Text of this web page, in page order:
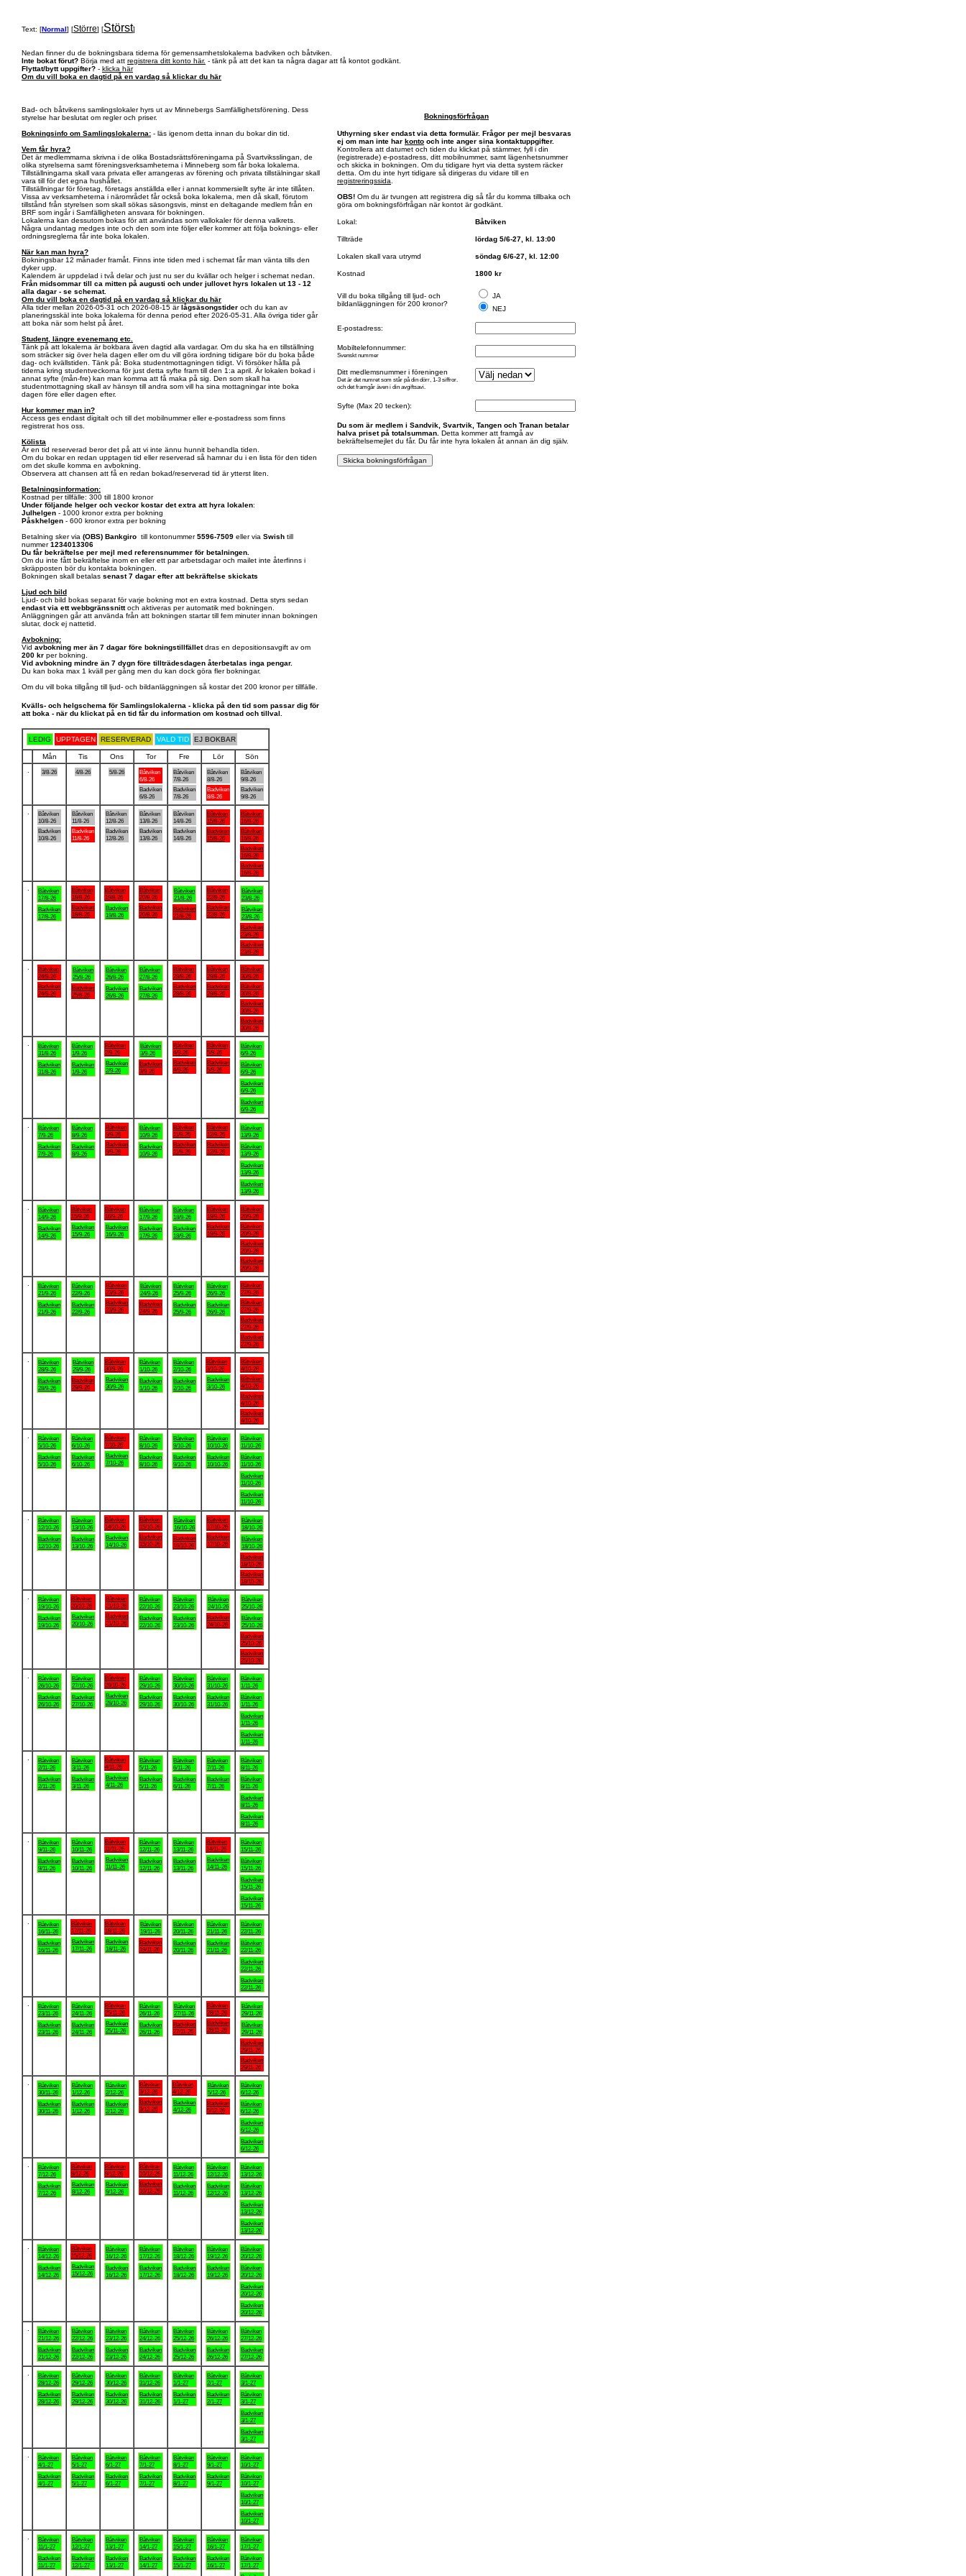
Text: [Normal] [Större] [Störst]
Nedan finner du de bokningsbara tiderna för gemensamhetslokalerna badviken och båtviken.
Inte bokat förut? Börja med att registrera ditt konto här. - tänk på att det kan ta några dagar att få kontot godkänt.
Flyttat/bytt uppgifter? - klicka här
Om du vill boka en dagtid på en vardag så klickar du här
Bad- och båtvikens samlingslokaler hyrs ut av Minnebergs Samfällighetsförening. Dess
styrelse har beslutat om regler och priser.
Bokningsinfo om Samlingslokalerna: - läs igenom detta innan du bokar din tid.
Vem får hyra?
Det är medlemmarna skrivna i de olika Bostadsrättsföreningarna på Svartviksslingan, de
olika styrelserna samt föreningsverksamheterna i Minneberg som får boka lokalerna.
Tillställningarna skall vara privata eller arrangeras av förening och privata tillstälningar skall
vara till för det egna hushållet.
Tillställningar för företag, företags anställda eller i annat kommersiellt syfte är inte tillåten.
Vissa av verksamheterna i närområdet får också boka lokalerna, men då skall, förutom
tillstånd från styrelsen som skall sökas säsongsvis, minst en deltagande medlem från en
BRF som ingår i Samfälligheten ansvara för bokningen.
Lokalerna kan dessutom bokas för att användas som vallokaler för denna valkrets.
Några undantag medges inte och den som inte följer eller kommer att följa boknings- eller
ordningsreglerna får inte boka lokalen.
När kan man hyra?
Bokningsbar 12 månader framåt. Finns inte tiden med i schemat får man vänta tills den
dyker upp.
Kalendern är uppdelad i två delar och just nu ser du kvällar och helger i schemat nedan.
Från midsommar till ca mitten på augusti och under jullovet hyrs lokalen ut 13 - 12
alla dagar - se schemat.
Om du vill boka en dagtid på en vardag så klickar du här
Alla tider mellan 2026-05-31 och 2026-08-15 ärlågsäsongstider och du kan av
planeringsskäl inte boka lokalerna för denna period efter 2026-05-31. Alla övriga tider går
att boka när som helst på året.
Student, längre evenemang etc.
Tänk på att lokalerna är bokbara även dagtid alla vardagar. Om du ska ha en tillställning
som sträcker sig över hela dagen eller om du vill göra iordning tidigare bör du boka både
dag- och kvällstiden. Tänk på: Boka studentmottagningen tidigt. Vi försöker hålla på
tiderna kring studentveckorna för just detta syfte fram till den 1:a april. Är lokalen bokad i
annat syfte (mån-fre) kan man komma att få maka på sig. Den som skall ha
studentmottagning skall av hänsyn till andra som vill ha sina mottagningar inte boka
dagen före eller dagen efter.
Hur kommer man in?
Access ges endast digitalt och till det mobilnummer eller e-postadress som finns
registrerat hos oss.
Kölista
Är en tid reserverad beror det på att vi inte ännu hunnit behandla tiden.
Om du bokar en redan upptagen tid eller reserverad så hamnar du i en lista för den tiden
om det skulle komma en avbokning.
Observera att chansen att få en redan bokad/reserverad tid är ytterst liten.
Betalningsinformation:
Kostnad per tillfälle: 300 till 1800 kronor
Under följande helger och veckor kostar det extra att hyra lokalen:
Julhelgen - 1000 kronor extra per bokning
Påskhelgen - 600 kronor extra per bokning
Betalning sker via (OBS) Bankgiro till kontonummer5596-7509 eller via Swish till
nummer1234013306
Du får bekräftelse per mejl med referensnummer för betalningen.
Om du inte fått bekräftelse inom en eller ett par arbetsdagar och mailet inte återfinns i
skräpposten bör du kontakta bokningen.
Bokningen skall betalas senast 7 dagar efter att bekräftelse skickats
Ljud och bild
Ljud- och bild bokas separat för varje bokning mot en extra kostnad. Detta styrs sedan
endast via ett webbgränssnittoch aktiveras per automatik med bokningen.
Anläggningen går att använda från att bokningen startar till fem minuter innan bokningen
slutar, dock ej nattetid.
Avbokning:
Vid avbokning mer än 7 dagar före bokningstillfälletdras en depositionsavgift av om
200 kr per bokning.
Vid avbokning mindre än 7 dygn före tillträdesdagen återbetalas inga pengar.
Du kan boka max 1 kväll per gång men du kan dock göra fler bokningar.
Om du vill boka tillgång till ljud- och bildanläggningen så kostar det 200 kronor per tillfälle.
Bokningsförfrågan
Uthyrning sker endast via detta formulär. Frågor per mejl besvaras
ej om man inte har konto och inte anger sina kontaktuppgifter.
Kontrollera att datumet och tiden du klickat på stämmer, fyll i din
(registrerade) e-postadress, ditt mobilnummer, samt lägenhetsnummer
och skicka in bokningen. Om du tidigare hyrt via detta system räcker
detta. Om du inte hyrt tidigare så dirigeras du vidare till en
registreringssida
OBS! Om du är tvungen att registrera dig så får du komma tillbaka och
göra om bokningsförfrågan när kontot är godkänt.
Lokal: Båtviken
Tillträde lördag 5/6-27, kl. 13:00
Lokalen skall vara utrymd söndag 6/6-27, kl. 12:00
Kostnad 1800 kr
Vill du boka tillgång till ljud- och
bildanläggningen för 200 kronor?
JA
NEJ
E-postadress:
Mobiltelefonnummer:
Svenskt nummer
Ditt medlemsnummer i föreningen
Det är det numret som står på din dörr, 1-3 siffror.
och det framgår även i din avgiftsavi.
Syfte (Max 20 tecken):
Du som är medlem i Sandvik, Svartvik, Tangen och Tranan betalar
halva priset på totalsumman. Detta kommer att framgå av
bekräftelsemejlet du får. Du får inte hyra lokalen åt annan än dig själv.
Kvälls- och helgschema för Samlingslokalerna - klicka på den tid som passar dig för
att boka - när du klickat på en tid får du information om kostnad och tillval.
LEDIG UPPTAGEN RESERVERAD VALD TID EJ BOKBAR
Mån Tis Ons Tor Fre Lör
Sön
3/8-26 4/8-26 5/8-26
Båtviken
6/8-26
Badviken
6/8-26
Båtviken
7/8-26
Badviken
7/8-26
Båtviken
8/8-26
Badviken
8/8-26
Båtviken
9/8-26
Badviken
9/8-26
Båtviken
10/8-26
Badviken
10/8-26
Båtviken
11/8-26
Badviken
11/8-26
Båtviken
12/8-26
Badviken
12/8-26
Båtviken
13/8-26
Badviken
13/8-26
Båtviken
14/8-26
Badviken
14/8-26
Båtviken
15/8-26
Badviken
15/8-26
Båtviken
16/8-26
Båtviken
16/8-26
Badviken
16/8-26
Badviken
16/8-26
Båtviken
17/8-26
Badviken
17/8-26
Båtviken
18/8-26
Badviken
18/8-26
Båtviken
19/8-26
Badviken
19/8-26
Båtviken
20/8-26
Badviken
20/8-26
Båtviken
21/8-26
Badviken
21/8-26
Båtviken
22/8-26
Badviken
22/8-26
Båtviken
23/8-26
Båtviken
23/8-26
Badviken
23/8-26
Badviken
23/8-26
Båtviken
24/8-26
Badviken
24/8-26
Båtviken
25/8-26
Badviken
25/8-26
Båtviken
26/8-26
Badviken
26/8-26
Båtviken
27/8-26
Badviken
27/8-26
Båtviken
28/8-26
Badviken
28/8-26
Båtviken
29/8-26
Badviken
29/8-26
Båtviken
30/8-26
Båtviken
30/8-26
Badviken
30/8-26
Badviken
30/8-26
Båtviken
31/8-26
Badviken
31/8-26
Båtviken
1/9-26
Badviken
1/9-26
Båtviken
2/9-26
Badviken
2/9-26
Båtviken
3/9-26
Badviken
3/9-26
Båtviken
4/9-26
Badviken
4/9-26
Båtviken
5/9-26
Badviken
5/9-26
Båtviken
6/9-26
Båtviken
6/9-26
Badviken
6/9-26
Badviken
6/9-26
Båtviken
7/9-26
Badviken
7/9-26
Båtviken
8/9-26
Badviken
8/9-26
Båtviken
9/9-26
Badviken
9/9-26
Båtviken
10/9-26
Badviken
10/9-26
Båtviken
11/9-26
Badviken
11/9-26
Båtviken
12/9-26
Badviken
12/9-26
Båtviken
13/9-26
Båtviken
13/9-26
Badviken
13/9-26
Badviken
13/9-26
Båtviken
14/9-26
Badviken
14/9-26
Båtviken
15/9-26
Badviken
15/9-26
Båtviken
16/9-26
Badviken
16/9-26
Båtviken
17/9-26
Badviken
17/9-26
Båtviken
18/9-26
Badviken
18/9-26
Båtviken
19/9-26
Badviken
19/9-26
Båtviken
20/9-26
Båtviken
20/9-26
Badviken
20/9-26
Badviken
20/9-26
Båtviken
21/9-26
Badviken
21/9-26
Båtviken
22/9-26
Badviken
22/9-26
Båtviken
23/9-26
Badviken
23/9-26
Båtviken
24/9-26
Badviken
24/9-26
Båtviken
25/9-26
Badviken
25/9-26
Båtviken
26/9-26
Badviken
26/9-26
Båtviken
27/9-26
Båtviken
27/9-26
Badviken
27/9-26
Badviken
27/9-26
Båtviken
28/9-26
Badviken
28/9-26
Båtviken
29/9-26
Badviken
29/9-26
Båtviken
30/9-26
Badviken
30/9-26
Båtviken
1/10-26
Badviken
1/10-26
Båtviken
2/10-26
Badviken
2/10-26
Båtviken
3/10-26
Badviken
3/10-26
Båtviken
4/10-26
Båtviken
4/10-26
Badviken
4/10-26
Badviken
4/10-26
Båtviken
5/10-26
Badviken
5/10-26
Båtviken
6/10-26
Badviken
6/10-26
Båtviken
7/10-26
Badviken
7/10-26
Båtviken
8/10-26
Badviken
8/10-26
Båtviken
9/10-26
Badviken
9/10-26
Båtviken
10/10-26
Badviken
10/10-26
Båtviken
11/10-26
Båtviken
11/10-26
Badviken
11/10-26
Badviken
11/10-26
Båtviken
12/10-26
Badviken
12/10-26
Båtviken
13/10-26
Badviken
13/10-26
Båtviken
14/10-26
Badviken
14/10-26
Båtviken
15/10-26
Badviken
15/10-26
Båtviken
16/10-26
Badviken
16/10-26
Båtviken
17/10-26
Badviken
17/10-26
Båtviken
18/10-26
Båtviken
18/10-26
Badviken
18/10-26
Badviken
18/10-26
Båtviken
19/10-26
Badviken
19/10-26
Båtviken
20/10-26
Badviken
20/10-26
Båtviken
21/10-26
Badviken
21/10-26
Båtviken
22/10-26
Badviken
22/10-26
Båtviken
23/10-26
Badviken
23/10-26
Båtviken
24/10-26
Badviken
24/10-26
Båtviken
25/10-26
Båtviken
25/10-26
Badviken
25/10-26
Badviken
25/10-26
Båtviken
26/10-26
Badviken
26/10-26
Båtviken
27/10-26
Badviken
27/10-26
Båtviken
28/10-26
Badviken
28/10-26
Båtviken
29/10-26
Badviken
29/10-26
Båtviken
30/10-26
Badviken
30/10-26
Båtviken
31/10-26
Badviken
31/10-26
Båtviken
1/11-26
Båtviken
1/11-26
Badviken
1/11-26
Badviken
1/11-26
Båtviken
2/11-26
Badviken
2/11-26
Båtviken
3/11-26
Badviken
3/11-26
Båtviken
4/11-26
Badviken
4/11-26
Båtviken
5/11-26
Badviken
5/11-26
Båtviken
6/11-26
Badviken
6/11-26
Båtviken
7/11-26
Badviken
7/11-26
Båtviken
8/11-26
Båtviken
8/11-26
Badviken
8/11-26
Badviken
8/11-26
Båtviken
9/11-26
Badviken
9/11-26
Båtviken
10/11-26
Badviken
10/11-26
Båtviken
11/11-26
Badviken
11/11-26
Båtviken
12/11-26
Badviken
12/11-26
Båtviken
13/11-26
Badviken
13/11-26
Båtviken
14/11-26
Badviken
14/11-26
Båtviken
15/11-26
Båtviken
15/11-26
Badviken
15/11-26
Badviken
15/11-26
Båtviken
16/11-26
Badviken
16/11-26
Båtviken
17/11-26
Badviken
17/11-26
Båtviken
18/11-26
Badviken
18/11-26
Båtviken
19/11-26
Badviken
19/11-26
Båtviken
20/11-26
Badviken
20/11-26
Båtviken
21/11-26
Badviken
21/11-26
Båtviken
22/11-26
Båtviken
22/11-26
Badviken
22/11-26
Badviken
22/11-26
Båtviken
23/11-26
Badviken
23/11-26
Båtviken
24/11-26
Badviken
24/11-26
Båtviken
25/11-26
Badviken
25/11-26
Båtviken
26/11-26
Badviken
26/11-26
Båtviken
27/11-26
Badviken
27/11-26
Båtviken
28/11-26
Badviken
28/11-26
Båtviken
29/11-26
Båtviken
29/11-26
Badviken
29/11-26
Badviken
29/11-26
Båtviken
30/11-26
Badviken
30/11-26
Båtviken
1/12-26
Badviken
1/12-26
Båtviken
2/12-26
Badviken
2/12-26
Båtviken
3/12-26
Badviken
3/12-26
Båtviken
4/12-26
Badviken
4/12-26
Båtviken
5/12-26
Badviken
5/12-26
Båtviken
6/12-26
Båtviken
6/12-26
Badviken
6/12-26
Badviken
6/12-26
Båtviken
7/12-26
Badviken
7/12-26
Båtviken
8/12-26
Badviken
8/12-26
Båtviken
9/12-26
Badviken
9/12-26
Båtviken
10/12-26
Badviken
10/12-26
Båtviken
11/12-26
Badviken
11/12-26
Båtviken
12/12-26
Badviken
12/12-26
Båtviken
13/12-26
Båtviken
13/12-26
Badviken
13/12-26
Badviken
13/12-26
Båtviken
14/12-26
Badviken
14/12-26
Båtviken
15/12-26
Badviken
15/12-26
Båtviken
16/12-26
Badviken
16/12-26
Båtviken
17/12-26
Badviken
17/12-26
Båtviken
18/12-26
Badviken
18/12-26
Båtviken
19/12-26
Badviken
19/12-26
Båtviken
20/12-26
Båtviken
20/12-26
Badviken
20/12-26
Badviken
20/12-26
Båtviken
21/12-26
Badviken
21/12-26
Båtviken
22/12-26
Badviken
22/12-26
Båtviken
23/12-26
Badviken
23/12-26
Båtviken
24/12-26
Badviken
24/12-26
Båtviken
25/12-26
Badviken
25/12-26
Båtviken
26/12-26
Badviken
26/12-26
Båtviken
27/12-26
Badviken
27/12-26
Båtviken
28/12-26
Badviken
28/12-26
Båtviken
29/12-26
Badviken
29/12-26
Båtviken
30/12-26
Badviken
30/12-26
Båtviken
31/12-26
Badviken
31/12-26
Båtviken
1/1-27
Badviken
1/1-27
Båtviken
2/1-27
Badviken
2/1-27
Båtviken
3/1-27
Båtviken
3/1-27
Badviken
3/1-27
Badviken
3/1-27
Båtviken
4/1-27
Badviken
4/1-27
Båtviken
5/1-27
Badviken
5/1-27
Båtviken
6/1-27
Badviken
6/1-27
Båtviken
7/1-27
Badviken
7/1-27
Båtviken
8/1-27
Badviken
8/1-27
Båtviken
9/1-27
Badviken
9/1-27
Båtviken
10/1-27
Båtviken
10/1-27
Badviken
10/1-27
Badviken
10/1-27
Båtviken
11/1-27
Badviken
11/1-27
Båtviken
12/1-27
Badviken
12/1-27
Båtviken
13/1-27
Badviken
13/1-27
Båtviken
14/1-27
Badviken
14/1-27
Båtviken
15/1-27
Badviken
15/1-27
Båtviken
16/1-27
Badviken
16/1-27
Båtviken
17/1-27
Båtviken
17/1-27